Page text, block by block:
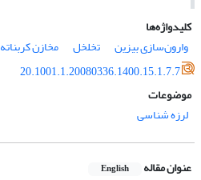
کلیدواژه‌ها
وارون‌سازی بیزین
تخلخل مخازن کربناته
20.1001.1.20080336.1400.15.1.7.7
موضوعات
لرزه شناسی
عنوان مقاله English